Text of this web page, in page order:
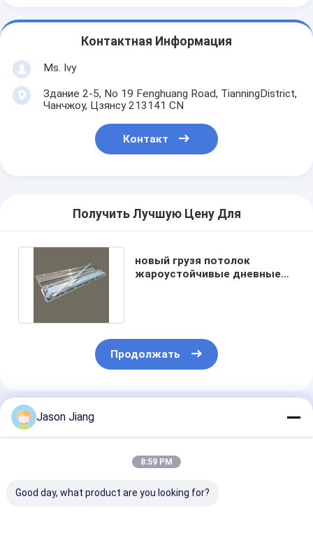
Контактная Информация
Ms. Ivy
Здание 2-5, No 19 Fenghuang Road, TianningDistrict,
Чанчжоу, Цзянсу 213141 CN
Контакт
Получить Лучшую Цену Для
новый грузя потолок
жароустойчивые дневные
Продолжать
Порекомендованные Продукты
Jason Jiang
8:59 PM
Good day, what product are you looking for?